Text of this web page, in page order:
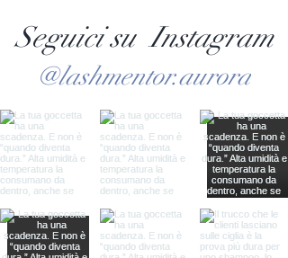
Seguici su Instagram
@lashmentor.aurora